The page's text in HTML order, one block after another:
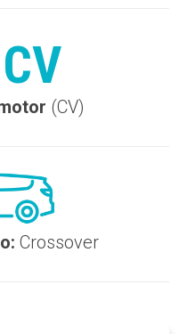
(CV)
Crossover